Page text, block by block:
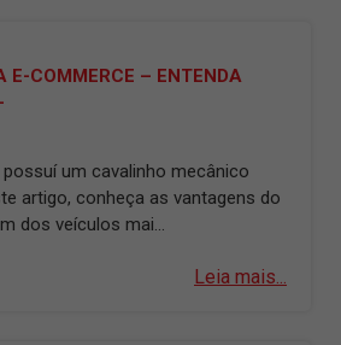
E-COMMERCE – ENTENDA
possuí um cavalinho mecânico
artigo, conheça as vantagens do
dos veículos mai...
Leia mais...